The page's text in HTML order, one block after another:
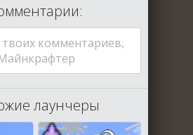
комментариев,
лаунчеры